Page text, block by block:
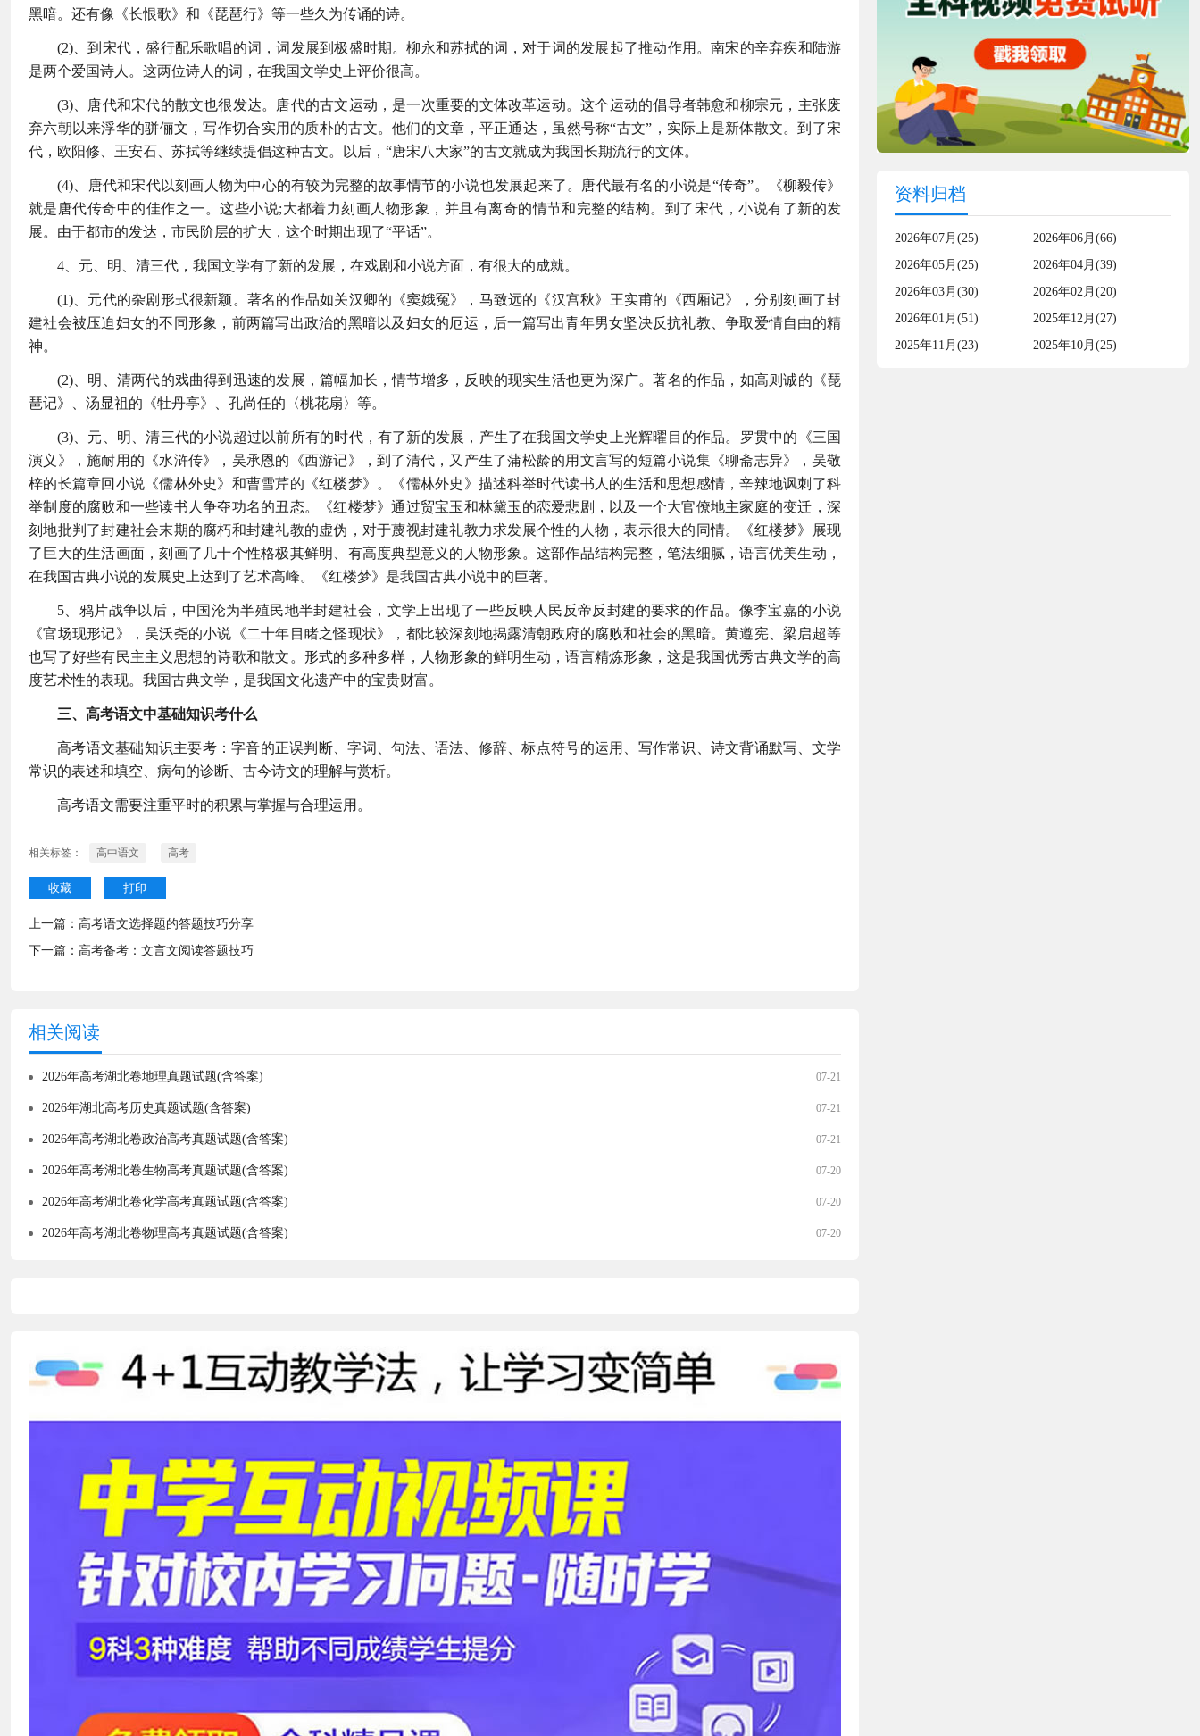
黑暗。还有像《长恨歌》和《琵琶行》等一些久为传诵的诗。
(2)、到宋代，盛行配乐歌唱的词，词发展到极盛时期。柳永和苏拭的词，对于词的发展起了推动作用。南宋的辛弃疾和陆游
是两个爱国诗人。这两位诗人的词，在我国文学史上评价很高。
(3)、唐代和宋代的散文也很发达。唐代的古文运动，是一次重要的文体改革运动。这个运动的倡导者韩愈和柳宗元，主张废
弃六朝以来浮华的骈俪文，写作切合实用的质朴的古文。他们的文章，平正通达，虽然号称“古文”，实际上是新体散文。到了宋
代，欧阳修、王安石、苏拭等继续提倡这种古文。以后，“唐宋八大家”的古文就成为我国长期流行的文体。
(4)、唐代和宋代以刻画人物为中心的有较为完整的故事情节的小说也发展起来了。唐代最有名的小说是“传奇”。《柳毅传》
就是唐代传奇中的佳作之一。这些小说;大都着力刻画人物形象，并且有离奇的情节和完整的结构。到了宋代，小说有了新的发
展。由于都市的发达，市民阶层的扩大，这个时期出现了“平话”。
4、元、明、清三代，我国文学有了新的发展，在戏剧和小说方面，有很大的成就。
(1)、元代的杂剧形式很新颖。著名的作品如关汉卿的《窦娥冤》，马致远的《汉宫秋》王实甫的《西厢记》，分别刻画了封
建社会被压迫妇女的不同形象，前两篇写出政治的黑暗以及妇女的厄运，后一篇写出青年男女坚决反抗礼教、争取爱情自由的精
神。
(2)、明、清两代的戏曲得到迅速的发展，篇幅加长，情节增多，反映的现实生活也更为深广。著名的作品，如高则诚的《琵
琶记》、汤显祖的《牡丹亭》、孔尚任的〈桃花扇〉等。
(3)、元、明、清三代的小说超过以前所有的时代，有了新的发展，产生了在我国文学史上光辉曜目的作品。罗贯中的《三国
演义》，施耐用的《水浒传》，吴承恩的《西游记》，到了清代，又产生了蒲松龄的用文言写的短篇小说集《聊斋志异》，吴敬
梓的长篇章回小说《儒林外史》和曹雪芹的《红楼梦》。《儒林外史》描述科举时代读书人的生活和思想感情，辛辣地讽刺了科
举制度的腐败和一些读书人争夺功名的丑态。《红楼梦》通过贸宝玉和林黛玉的恋爱悲剧，以及一个大官僚地主家庭的变迁，深
刻地批判了封建社会末期的腐朽和封建礼教的虚伪，对于蔑视封建礼教力求发展个性的人物，表示很大的同情。《红楼梦》展现
了巨大的生活画面，刻画了几十个性格极其鲜明、有高度典型意义的人物形象。这部作品结构完整，笔法细腻，语言优美生动，
在我国古典小说的发展史上达到了艺术高峰。《红楼梦》是我国古典小说中的巨著。
5、鸦片战争以后，中国沦为半殖民地半封建社会，文学上出现了一些反映人民反帝反封建的要求的作品。像李宝嘉的小说
《官场现形记》，吴沃尧的小说《二十年目睹之怪现状》，都比较深刻地揭露清朝政府的腐败和社会的黑暗。黄遵宪、梁启超等
也写了好些有民主主义思想的诗歌和散文。形式的多种多样，人物形象的鲜明生动，语言精炼形象，这是我国优秀古典文学的高
度艺术性的表现。我国古典文学，是我国文化遗产中的宝贵财富。
三、高考语文中基础知识考什么
高考语文基础知识主要考：字音的正误判断、字词、句法、语法、修辞、标点符号的运用、写作常识、诗文背诵默写、文学
常识的表述和填空、病句的诊断、古今诗文的理解与赏析。
高考语文需要注重平时的积累与掌握与合理运用。
相关标签： 高中语文 高考
收藏 打印
上一篇： 高考语文选择题的答题技巧分享
下一篇： 高考备考：文言文阅读答题技巧
相关阅读
07-21
2026年高考湖北卷地理真题试题(含答案)
07-21
2026年湖北高考历史真题试题(含答案)
07-21
2026年高考湖北卷政治高考真题试题(含答案)
07-20
2026年高考湖北卷生物高考真题试题(含答案)
07-20
2026年高考湖北卷化学高考真题试题(含答案)
07-20
2026年高考湖北卷物理高考真题试题(含答案)
资料归档
2026年07月(25)
2026年06月(66)
2026年05月(25)
2026年04月(39)
2026年03月(30)
2026年02月(20)
2026年01月(51)
2025年12月(27)
2025年11月(23)
2025年10月(25)